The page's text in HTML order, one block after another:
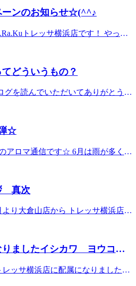
ていたお客様にはご迷惑をお掛け致
どよろしくお願いいたします。
ーズカードのポイントを3倍お付で
す！ メンバーズカードのポイン
にポイントを貯めちゃいましょ
寒くなりましたね！ 9月17日からは
す…… 寒暖差が続くと自律神経が
！ かぼちゃにはβカロ
れており、寒暖差に負けない身体
ましょう！！
甲骨ストレッチに注目したリラ
https://reraku.jp/studio/tressa トレッ
ーを中心に施術を行っております！
持ちがいいリラク系ボディケアを
綱島、鶴見、大倉山、新横浜から
業時間】 10時～21時 【住所】 神奈
700番地トレッサ横浜 南棟2Ｆ JR
または臨港バス「鶴見駅西口」行き
下車徒歩約1分 東急東横線綱島駅よ
ンのお知らせ☆(^^♪
トレッサ横浜店です！ やって
払い方法の一つに、チャージ式の
ージで1000円相
！ 3万円チャージで5000円分のチ
！ 10万円チャージで
イヘッドケア10分無料券を6枚プレ
です！ ※一回のご利用で使えるチ
のみ有効期限が２０１９年の１月末
この機会に是非！お身体の声に耳
してください！ 電話予約：045-
ッチに注目した全身のボディケア
持ちがいいリラク系ボディケアを
業時間】 10時～21時 【住所】 神奈
または臨港バス「鶴見駅西口」行き
下車徒歩約1分 東急東横線綱島駅よ
どういうもの？
グを読んでいただいてありがとうご
体】 をお届けしたいと思います！
はどういうものなのか？ 図にして
ると 「太く」 なります！ 太く
来ると、 「血管を圧迫」 して血
ます”(-“”-)” 血液とは全身に酸
）を送っています。 血管が圧迫
、筋肉が酸欠状態になって 「痛
押されて気持ちいいのは伸びた
てが持っている 「自然回復力」
疲れにくい身体」 になっていくわ
しまっている部分 コリとハリが沢
☆
アロマ通信です☆ 6月は雨が多くな
外に出て気分転換も良いですが、
たり(^^♪ 雨の時はお家の時間を充
そんな時の気持ちを明るくするア
ちを明るく・ほっとさせる作用があ
・ベルガモットなど マグカップに
ッサ横浜店では季節限定つゆるん
います＞ ジメジメする梅
ラックス出来るようにしたコースで
真次
り大倉山店から トレッサ横浜店に
酒の「ほまれ麒麟」という新潟の
シックス）」というラベルのお酒
ーな味で洋食との相性がいいお酒
りましたイシカワ ヨウコで
ッサ横浜店に配属になりました石